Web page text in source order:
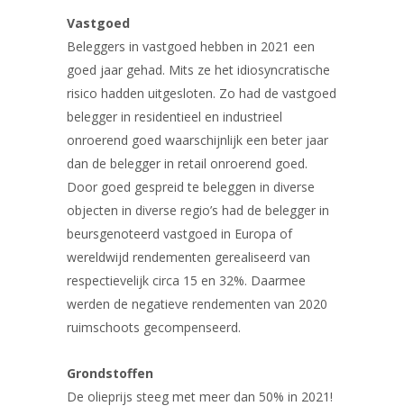
Vastgoed
Beleggers in vastgoed hebben in 2021 een
goed jaar gehad. Mits ze het idiosyncratische
risico hadden uitgesloten. Zo had de vastgoed
belegger in residentieel en industrieel
onroerend goed waarschijnlijk een beter jaar
dan de belegger in retail onroerend goed.
Door goed gespreid te beleggen in diverse
objecten in diverse regio’s had de belegger in
beursgenoteerd vastgoed in Europa of
wereldwijd rendementen gerealiseerd van
respectievelijk circa 15 en 32%. Daarmee
werden de negatieve rendementen van 2020
ruimschoots gecompenseerd.
Grondstoffen
De olieprijs steeg met meer dan 50% in 2021!